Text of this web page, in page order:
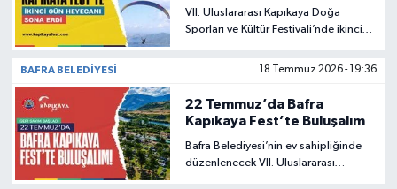
VII. Uluslararası Kapıkaya Doğa
Sporları ve Kültür Festivali’nde ikinci
BAFRA BELEDIYESI 18 Temmuz 2026 - 19:36
22 Temmuz’da Bafra
Kapıkaya Fest’te Buluşalım
Bafra Belediyesi’nin ev sahipliğinde
düzenlenecek VII. Uluslararası